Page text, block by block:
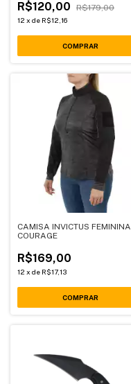
R$120,00 R$179,00
12 x de R$12,16
COMPRAR
CAMISA INVICTUS FEMININA
COURAGE
R$169,00
12 x de R$17,13
COMPRAR